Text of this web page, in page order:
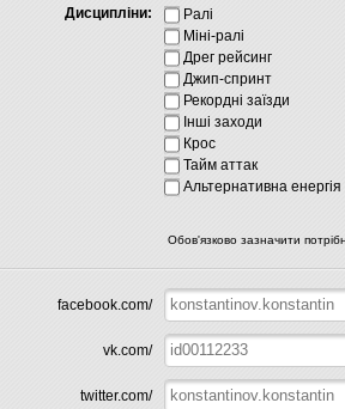
Дисципліни:
Ралі
Міні-ралі
Дрег рейсинг
Джип-спринт
Рекордні заїзди
Інші заходи
Крос
Тайм аттак
Альтернативна енергія
Обов'язково зазначити
facebook.com/
vk.com/
twitter.com/